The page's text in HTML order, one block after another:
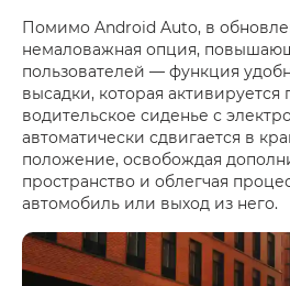
Помимо Android Auto, в
немаловажная опция,
пользователей — функция
высадки, которая
водительское сиденье с
автоматически сдвигается в
положение, освобождая
пространство и облегчая
автомобиль или выход из него.